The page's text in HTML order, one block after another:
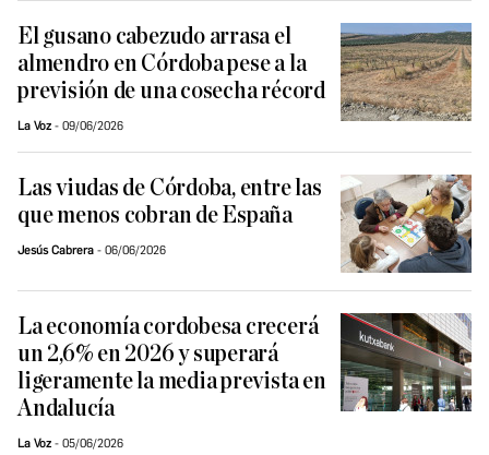
El gusano cabezudo arrasa el
almendro en Córdoba pese a la
previsión de una cosecha récord
La Voz 09/06/2026
Las viudas de Córdoba, entre las
que menos cobran de España
Jesús Cabrera 06/06/2026
La economía cordobesa crecerá
un 2,6% en 2026 y superará
ligeramente la media prevista en
Andalucía
La Voz 05/06/2026